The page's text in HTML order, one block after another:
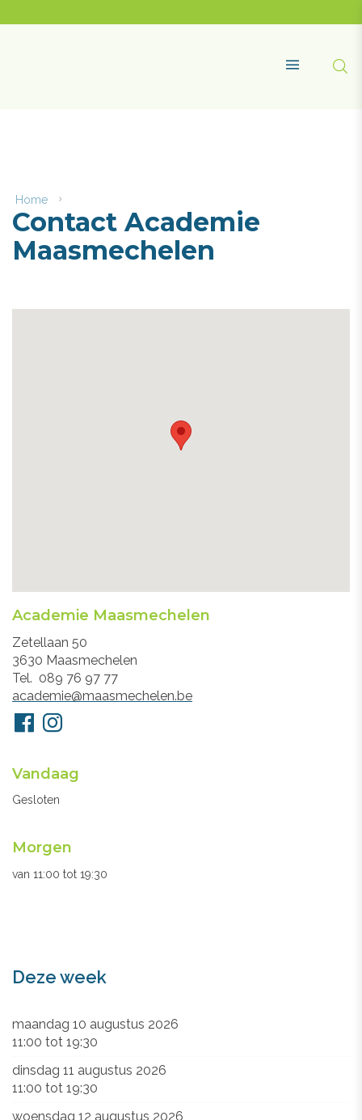
content
Home
Academie
Maasmechelen
Contact Academie
Maasmechelen
Academie Maasmechelen
Adres
Zetellaan 50
3630 Maasmechelen
Tel.
089 76 97 77
E-
mail
academie@maasmechelen.be
Volg
ons
FacebookInstagram
Openingsuren
secretariaat
Vandaag
Gesloten
Morgen
van 11:00 tot 19:30
Deze week
maandag 10 augustus 2026
11:00 tot 19:30
dinsdag 11 augustus 2026
11:00 tot 19:30
woensdag 12 augustus 2026